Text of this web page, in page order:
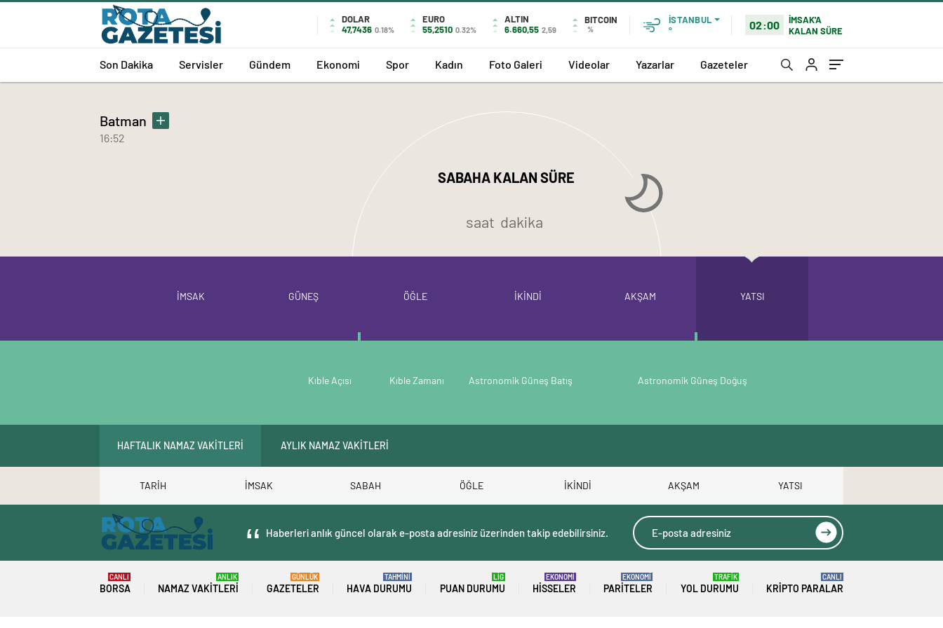
DOLAR
47,7436 0.18%
EURO
55,2510 0.32%
ALTIN
6.660,55 2,59
BITCOIN
%
İSTANBUL
°
02:00
İMSAK'A
KALAN SÜRE
Son Dakika Servisler Gündem Ekonomi Spor Kadın Foto Galeri Videolar Yazarlar Gazeteler
Batman
16:52
SABAHA KALAN SÜRE
saat dakika
İMSAK GÜNEŞ ÖĞLE İKİNDİ AKŞAM YATSI
Kıble Açısı Kıble Zamanı Astronomik Güneş Doğuş
Astronomik Güneş Batış
HAFTALIK NAMAZ VAKİTLERİ AYLIK NAMAZ VAKİTLERİ
TARİH İMSAK SABAH ÖĞLE İKİNDİ AKŞAM YATSI
Haberleri anlık güncel olarak e-posta adresiniz üzerinden takip edebilirsiniz.
BORSA
CANLI
NAMAZ VAKITLERI
ANLIK
GAZETELER
GÜNLÜK
HAVA DURUMU
TAHMİNİ
PUAN DURUMU
LİG
HISSELER
EKONOMİ
PARITELER
EKONOMİ
YOL DURUMU
TRAFİK
KRIPTO PARALAR
CANLI